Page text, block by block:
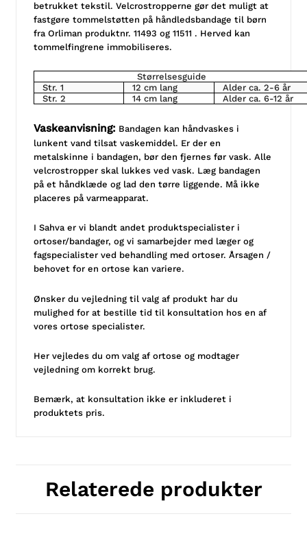
betrukket tekstil. Velcrostropperne gør det muligt at
fastgøre tommelstøtten på håndledsbandage til børn
fra Orliman produktnr. 11493 og 11511 . Herved kan
tommelfingrene immobiliseres.
Størrelsesguide
Str. 1
12 cm lang
Alder ca. 2-6 år
Str. 2
14 cm lang Alder ca. 6-12 år
Vaskeanvisning: Bandagen kan håndvaskes i
lunkent vand tilsat vaskemiddel. Er der en
metalskinne i bandagen, bør den fjernes før vask. Alle
velcrostropper skal lukkes ved vask. Læg bandagen
på et håndklæde og lad den tørre liggende. Må ikke
placeres på varmeapparat.
I Sahva er vi blandt andet produktspecialister i
ortoser/bandager, og vi samarbejder med læger og
fagspecialister ved behandling med ortoser. Årsagen /
behovet for en ortose kan variere.
Ønsker du vejledning til valg af produkt har du
mulighed for at bestille tid til konsultation hos en af
vores ortose specialister.
Her vejledes du om valg af ortose og modtager
vejledning om korrekt brug.
Bemærk, at konsultation ikke er inkluderet i
produktets pris.
Relaterede produkter